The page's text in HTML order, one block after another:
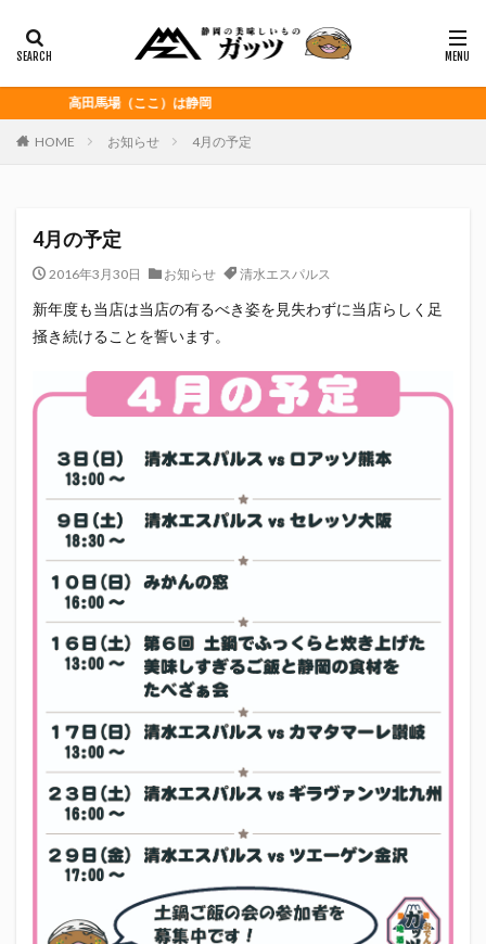
高田馬場（ここ）は静岡
HOME お知らせ 4月の予定
4月の予定
2016年3月30日 お知らせ 清水エスパルス
新年度も当店は当店の有るべき姿を見失わずに当店らしく足
掻き続けることを誓います。
富士宮やきそば 桜えび 浜松餃子
Jリーグ
いわてグルージャ盛岡
うなぎパイ
おがわ
おんな泣かせ
くふうハヤテベンチャーズ静岡
たけしの挑戦状
たけし軍団
ちびまる子
どんどん
はごろもフーズ みかん
みともさん
イカゲーム
インチキおじさん
エスエスケイフーズ
エスパルス登山部
エルゴラッソ
オレンジデイズ
カップヌードル
カツオ カミュ
ガッツ星人
ガンダム
キンミヤ クリアソン新宿
ゴウ清水
サウナしきじ
サガン鳥栖
サッポロ黒ラベル
サンフレッチェ広島
シーラック
ジェフユナイテッド市原・千葉
ジュビロ磐田
セレッソ大阪
ダーツ
バリ勝男クン。
パルちゃん
パワー
ビックボンバーズ
ベアードビール
ベルテックス静岡
ペスト
ペニーゆうすけ
リベロ
ヴィッセル神戸 七尾たくあん
三保
三和酒造場
三島カツオ
三遠ネオフェニックス
下島さん
京都サンガF.C.